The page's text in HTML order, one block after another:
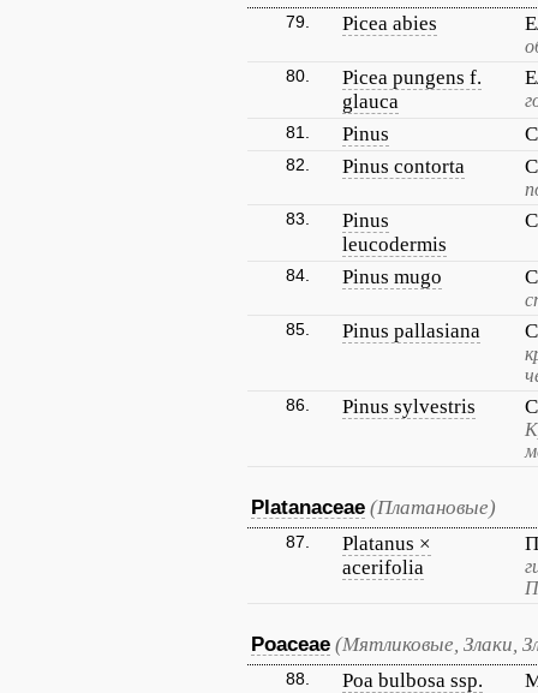
79. Picea abies
80.
Picea pungens f.
glauca
81. Pinus
82. Pinus contorta
83.
Pinus
leucodermis
84. Pinus mugo
85. Pinus pallasiana
86. Pinus sylvestris
Platanaceae (Платановые)
87.
Platanus ×
acerifolia
Poaceae (Мятликовые, Злаки,
88. Poa bulbosa ssp.